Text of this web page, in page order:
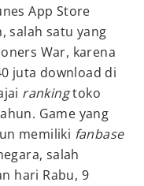
App Store
salah satu yang
War, karena
juta download di
rankingtoko
Game yang
memiliki fanbase
salah
hari Rabu, 9